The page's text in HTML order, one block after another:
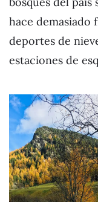
hace demasiado
deportes de
estaciones de